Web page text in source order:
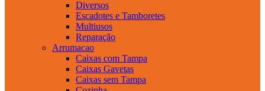
Diversos
Escadotes e Tamboretes
Multiusos
Reparação
Arrumacao
Caixas com Tampa
Caixas Gavetas
Caixas sem Tampa